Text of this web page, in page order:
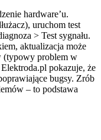
hardware’u.
uruchom test
> Test sygnału.
aktualizacja może
(typowy problem w
pokazuje, że
bugsy. Zrób
– to podstawa